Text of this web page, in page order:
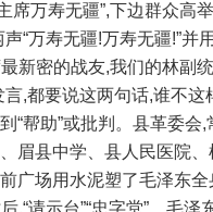
席万寿无疆”,下边群众高
“万寿无疆!万寿无疆!”并
新密的战友,我们的林副
言,都要说这两句话,谁不这
“帮助”或批判。县革委会
眉县中学、县人民医院
广场用水泥塑了毛泽东全
,“请示台”“忠字堂”、毛泽